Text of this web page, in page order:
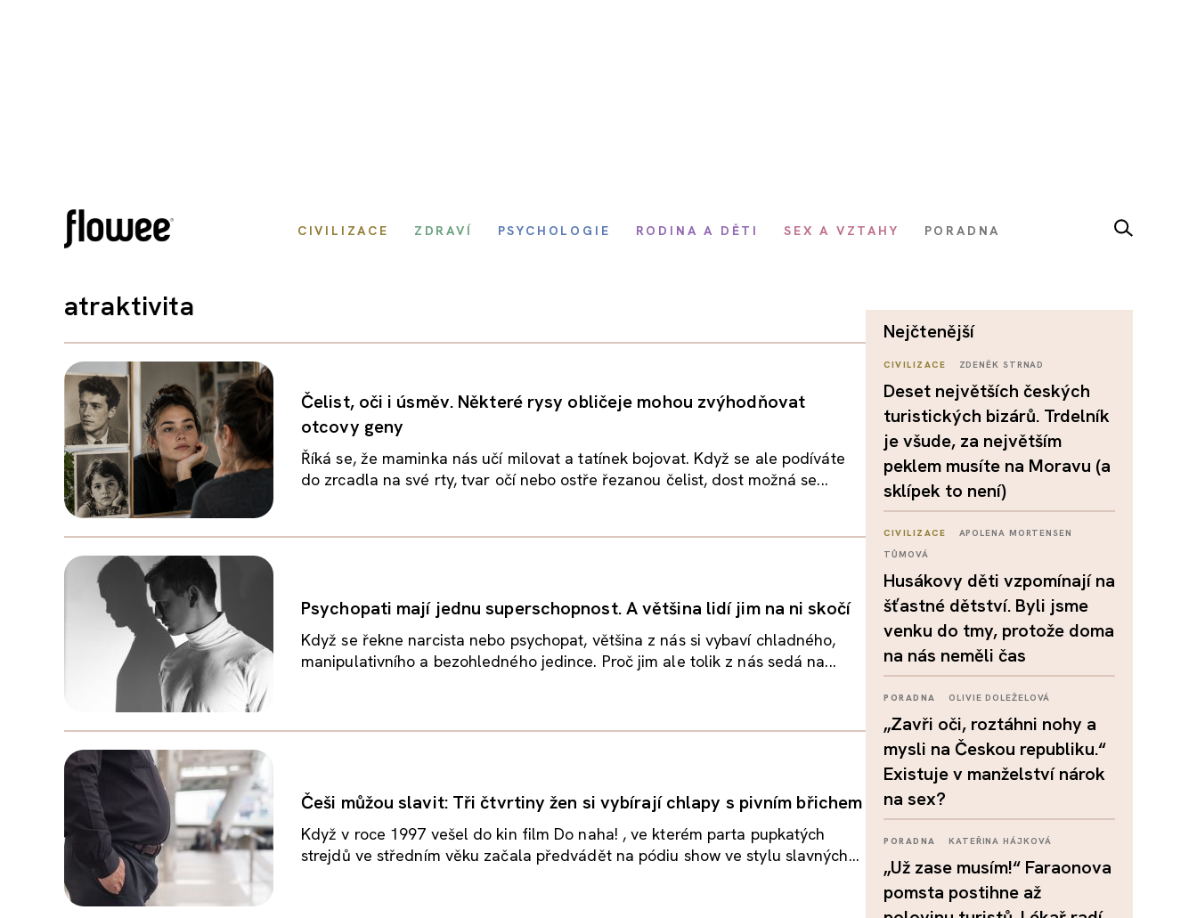
CIVILIZACE ZDRAVÍ PSYCHOLOGIE RODINA A DĚTI SEX A VZTAHY PORADNA
atraktivita
Čelist, oči i úsměv. Některé rysy obličeje mohou zvýhodňovat
otcovy geny
Říká se, že maminka nás učí milovat a tatínek bojovat. Když se ale podíváte
do zrcadla na své rty, tvar očí nebo ostře řezanou čelist, dost možná se...
Psychopati mají jednu superschopnost. A většina lidí jim na ni skočí
Když se řekne narcista nebo psychopat, většina z nás si vybaví chladného,
manipulativního a bezohledného jedince. Proč jim ale tolik z nás sedá na...
Češi můžou slavit: Tři čtvrtiny žen si vybírají chlapy s pivním břichem
Když v roce 1997 vešel do kin film Do naha! , ve kterém parta pupkatých
strejdů ve středním věku začala předvádět na pódiu show ve stylu slavných...
nejčtenější
CIVILIZACE ZDENĚK STRNAD
Deset největších českých
turistických bizárů. Trdelník
je všude, za největším
peklem musíte na Moravu (a
sklípek to není)
CIVILIZACE
APOLENA MORTENSEN
TŮMOVÁ
Husákovy děti vzpomínají na
šťastné dětství. Byli jsme
venku do tmy, protože doma
na nás neměli čas
PORADNA OLIVIE DOLEŽELOVÁ
„Zavři oči, roztáhni nohy a
mysli na Českou republiku.“
Existuje v manželství nárok
na sex?
PORADNA KATEŘINA HÁJKOVÁ
„Už zase musím!“ Faraonova
pomsta postihne až